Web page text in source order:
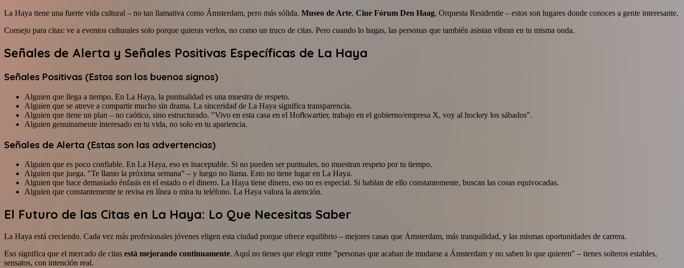
La Haya tiene una fuerte vida cultural – no tan llamativa como Ámsterdam, pero más sólida. Museo de Arte, Cine Fórum Den Haag, Orquesta Residentie – estos son lugares donde conoces a gente interesante.
Consejo para citas: ve a eventos culturales solo porque quieras verlos, no como un truco de citas. Pero cuando lo hagas, las personas que también asistan vibran en tu misma onda.
Señales de Alerta y Señales Positivas Específicas de La Haya
Señales Positivas (Estos son los buenos signos)
Alguien que llega a tiempo. En La Haya, la puntualidad es una muestra de respeto.
Alguien que se atreve a compartir mucho sin drama. La sinceridad de La Haya significa transparencia.
Alguien que tiene un plan – no caótico, sino estructurado. "Vivo en esta casa en el Hofkwartier, trabajo en el gobierno/empresa X, voy al hockey los sábados".
Alguien genuinamente interesado en tu vida, no solo en tu apariencia.
Señales de Alerta (Estas son las advertencias)
Alguien que es poco confiable. En La Haya, eso es inaceptable. Si no pueden ser puntuales, no muestran respeto por tu tiempo.
Alguien que juega. "Te llamo la próxima semana" – y luego no llama. Esto no tiene lugar en La Haya.
Alguien que hace demasiado énfasis en el estado o el dinero. La Haya tiene dinero, eso no es especial. Si hablan de ello constantemente, buscan las cosas equivocadas.
Alguien que constantemente te revisa en línea o mira tu teléfono. La Haya valora la atención.
El Futuro de las Citas en La Haya: Lo Que Necesitas Saber
La Haya está creciendo. Cada vez más profesionales jóvenes eligen esta ciudad porque ofrece equilibrio – mejores casas que Ámsterdam, más tranquilidad, y las mismas oportunidades de carrera.
Eso significa que el mercado de citas está mejorando continuamente. Aquí no tienes que elegir entre "personas que acaban de mudarse a Ámsterdam y no saben lo que quieren" – tienes solteros estables,
sensatos, con intención real.